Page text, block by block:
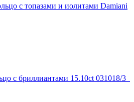
с топазами и иолитами Damiani